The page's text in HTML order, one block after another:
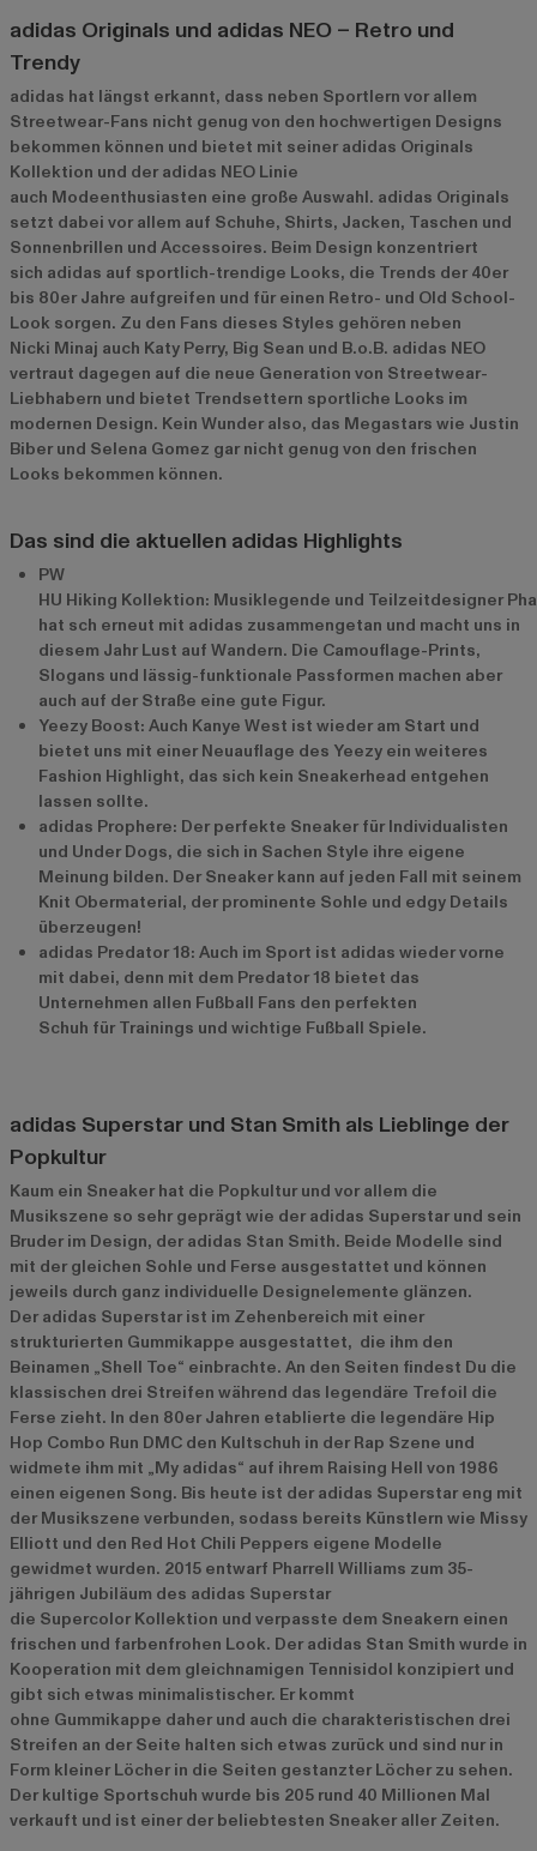
adidas Originals und adidas NEO – Retro und
Trendy
adidas hat längst erkannt, dass neben Sportlern vor allem
Streetwear-Fans nicht genug von den hochwertigen Designs
bekommen können und bietet mit seiner adidas Originals
Kollektion und der adidas NEO Linie
auch Modeenthusiasten eine große Auswahl. adidas Originals
setzt dabei vor allem auf Schuhe, Shirts, Jacken, Taschen und
Sonnenbrillen und Accessoires. Beim Design konzentriert
sich adidas auf sportlich-trendige Looks, die Trends der 40er
bis 80er Jahre aufgreifen und für einen Retro- und Old School-
Look sorgen. Zu den Fans dieses Styles gehören neben
Nicki Minaj auch Katy Perry, Big Sean und B.o.B. adidas NEO
vertraut dagegen auf die neue Generation von Streetwear-
Liebhabern und bietet Trendsettern sportliche Looks im
modernen Design. Kein Wunder also, das Megastars wie Justin
Biber und Selena Gomez gar nicht genug von den frischen
Looks bekommen können.
Das sind die aktuellen adidas Highlights
PW
HU Hiking Kollektion: Musiklegende und Teilzeitdesigner
hat sch erneut mit adidas zusammengetan und macht uns in
diesem Jahr Lust auf Wandern. Die Camouflage-Prints,
Slogans und lässig-funktionale Passformen machen aber
auch auf der Straße eine gute Figur.
Yeezy Boost: Auch Kanye West ist wieder am Start und
bietet uns mit einer Neuauflage des Yeezy ein weiteres
Fashion Highlight, das sich kein Sneakerhead entgehen
lassen sollte.
adidas Prophere: Der perfekte Sneaker für Individualisten
und Under Dogs, die sich in Sachen Style ihre eigene
Meinung bilden. Der Sneaker kann auf jeden Fall mit seinem
Knit Obermaterial, der prominente Sohle und edgy Details
überzeugen!
adidas Predator 18: Auch im Sport ist adidas wieder vorne
mit dabei, denn mit dem Predator 18 bietet das
Unternehmen allen Fußball Fans den perfekten
Schuh für Trainings und wichtige Fußball Spiele.
adidas Superstar und Stan Smith als Lieblinge der
Popkultur
Kaum ein Sneaker hat die Popkultur und vor allem die
Musikszene so sehr geprägt wie der adidas Superstar und sein
Bruder im Design, der adidas Stan Smith. Beide Modelle sind
mit der gleichen Sohle und Ferse ausgestattet und können
jeweils durch ganz individuelle Designelemente glänzen.
Der adidas Superstar ist im Zehenbereich mit einer
strukturierten Gummikappe ausgestattet, die ihm den
Beinamen „Shell Toe“ einbrachte. An den Seiten findest Du die
klassischen drei Streifen während das legendäre Trefoil die
Ferse zieht. In den 80er Jahren etablierte die legendäre Hip
Hop Combo Run DMC den Kultschuh in der Rap Szene und
widmete ihm mit „My adidas“ auf ihrem Raising Hell von 1986
einen eigenen Song. Bis heute ist der adidas Superstar eng mit
der Musikszene verbunden, sodass bereits Künstlern wie Missy
Elliott und den Red Hot Chili Peppers eigene Modelle
gewidmet wurden. 2015 entwarf Pharrell Williams zum 35-
jährigen Jubiläum des adidas Superstar
die Supercolor Kollektion und verpasste dem Sneakern einen
frischen und farbenfrohen Look. Der adidas Stan Smith wurde in
Kooperation mit dem gleichnamigen Tennisidol konzipiert und
gibt sich etwas minimalistischer. Er kommt
ohne Gummikappe daher und auch die charakteristischen drei
Streifen an der Seite halten sich etwas zurück und sind nur in
Form kleiner Löcher in die Seiten gestanzter Löcher zu sehen.
Der kultige Sportschuh wurde bis 205 rund 40 Millionen Mal
verkauft und ist einer der beliebtesten Sneaker aller Zeiten.